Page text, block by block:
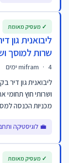
ליבואנית גון
שרות למוסך
mifram · 4 ימים
ליבואנית גון דיר
ושרותי חוץ תחומי
מכניות הכנסה
💼 לוגיסטיקה
✓ מעסיק מאומת
✓ מעסיק מאומת